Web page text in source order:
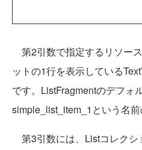
第2引数で指定するリソー
ットの1行を表示している
です。ListFragmentのデフォ
simple_list_item_1という名前
第3引数には、Listコレクシ